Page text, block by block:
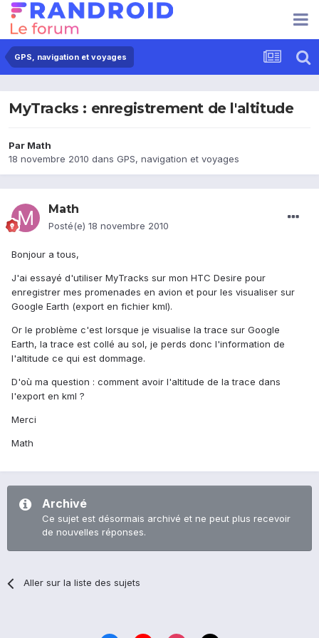
GPS, navigation et voyages
MyTracks : enregistrement de l'altitude
Par Math
18 novembre 2010 dans GPS, navigation et voyages
Math
Posté(e) 18 novembre 2010
Bonjour a tous,
J'ai essayé d'utiliser MyTracks sur mon HTC Desire pour
enregistrer mes promenades en avion et pour les visualiser sur
Google Earth (export en fichier kml).
Or le problème c'est lorsque je visualise la trace sur Google
Earth, la trace est collé au sol, je perds donc l'information de
l'altitude ce qui est dommage.
D'où ma question : comment avoir l'altitude de la trace dans
l'export en kml ?
Merci
Math
Archivé
Ce sujet est désormais archivé et ne peut plus recevoir
de nouvelles réponses.
Aller sur la liste des sujets